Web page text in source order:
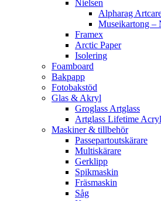
Nielsen
Alpharag
Museikartong –
Framex
Arctic Paper
Isolering
Foamboard
Bakpapp
Fotobakstöd
Glas & Akryl
Groglass Artglass
Artglass Lifetime
Maskiner & tillbehör
Passepartoutskärare
Multiskärare
Gerklipp
Spikmaskin
Fräsmaskin
Såg